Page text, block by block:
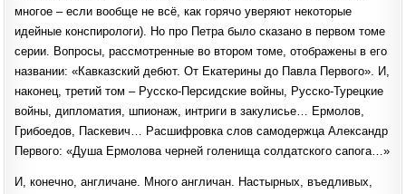
многое – если вообще не всё, как горячо уверяют некоторые
идейные конспирологи). Но про Петра было сказано в первом томе
серии. Вопросы, рассмотренные во втором томе, отображены в его
названии: «Кавказский дебют. От Екатерины до Павла Первого». И,
наконец, третий том – Русско-Персидские войны, Русско-Турецкие
войны, дипломатия, шпионаж, интриги в закулисье… Ермолов,
Грибоедов, Паскевич… Расшифровка слов самодержца Александр
Первого: «Душа Ермолова черней голенища солдатского сапога…»
И, конечно, англичане. Много англичан. Настырных, въедливых,